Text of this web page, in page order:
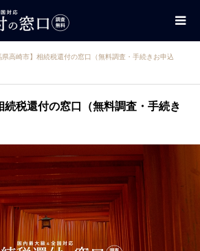
県高崎市】相続税還付の窓口（無料調査・手続きお申込
続税還付の窓口（無料調査・手続き